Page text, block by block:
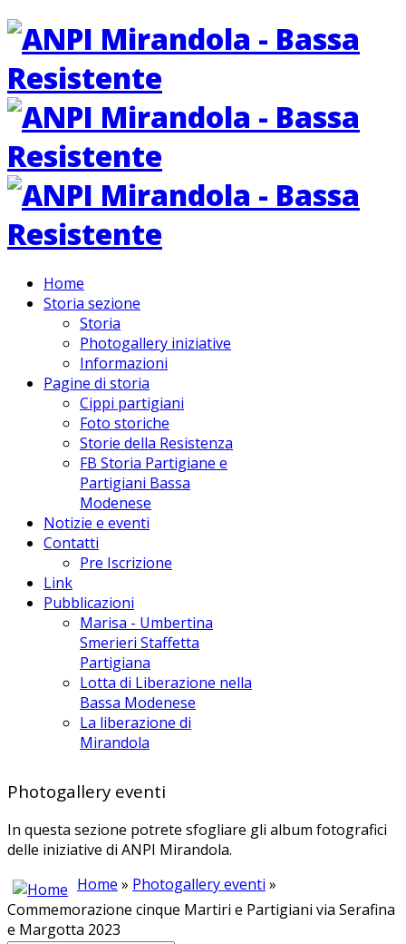
Home
Storia sezione
Storia
Photogallery iniziative
Informazioni
Pagine di storia
Cippi partigiani
Foto storiche
Storie della Resistenza
FB Storia Partigiane e
Partigiani Bassa
Modenese
Notizie e eventi
Contatti
Pre Iscrizione
Link
Pubblicazioni
Marisa - Umbertina
Smerieri Staffetta
Partigiana
Lotta di Liberazione nella
Bassa Modenese
La liberazione di
Mirandola
Photogallery eventi
In questa sezione potrete sfogliare gli album fotografici
delle iniziative di ANPI Mirandola.
Home » Photogallery eventi »
Commemorazione cinque Martiri e Partigiani via Serafina
e Margotta 2023